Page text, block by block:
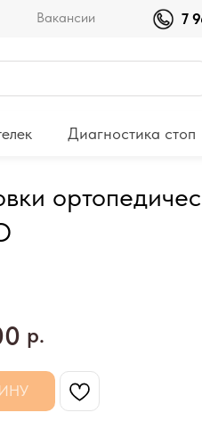
7
Вакансии
Диагностика стоп
р.